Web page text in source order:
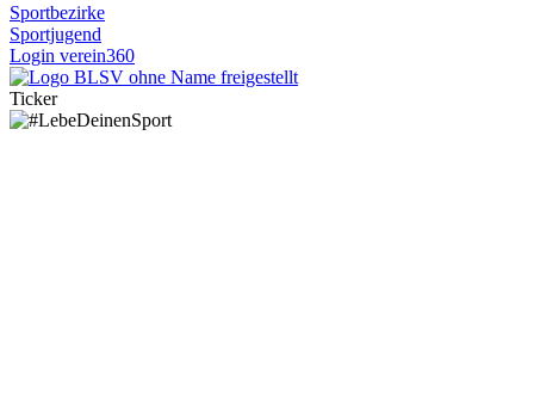
Sportbezirke
Sportjugend
Login verein360
Ticker